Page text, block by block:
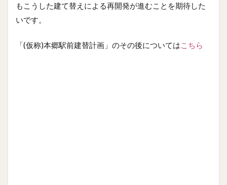
もこうした建て替えによる再開発が進むことを期待した
いです。
「(仮称)本郷駅前建替計画」のその後についてはこちら